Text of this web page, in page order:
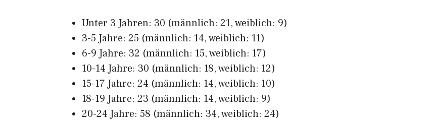
Unter 3 Jahren: 30 (männlich: 21, weiblich: 9)
3-5 Jahre: 25 (männlich: 14, weiblich: 11)
6-9 Jahre: 32 (männlich: 15, weiblich: 17)
10-14 Jahre: 30 (männlich: 18, weiblich: 12)
15-17 Jahre: 24 (männlich: 14, weiblich: 10)
18-19 Jahre: 23 (männlich: 14, weiblich: 9)
20-24 Jahre: 58 (männlich: 34, weiblich: 24)